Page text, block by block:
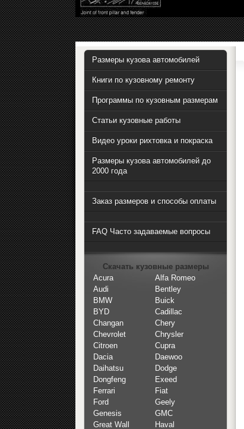
Размеры кузова автомобилей
Книги по кузовному ремонту
Программы по кузовным размерам
Статьи кузовные работы
Видео уроки рихтовка и покраска
Размеры кузова автомобилей до
2000 года
Заказ размеров и способы оплаты
FAQ Часто задаваемые вопросы
Скачать кузовные размеры
Acura
Alfa Romeo
Audi
Bentley
BMW
Buick
BYD
Cadillac
Changan
Chery
Chevrolet
Chrysler
Citroen
Cupra
Dacia
Daewoo
Daihatsu
Dodge
Dongfeng
Exeed
Ferrari
Fiat
Ford
Geely
Genesis
GMC
Great Wall
Haval